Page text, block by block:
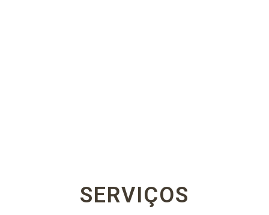
SERVIÇOS